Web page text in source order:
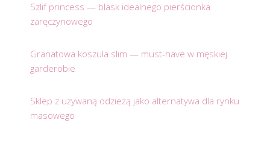
Szlif princess — blask idealnego pierścionka
zaręczynowego
Granatowa koszula slim — must-have w męskiej
garderobie
Sklep z używaną odzieżą jako alternatywa dla rynku
masowego